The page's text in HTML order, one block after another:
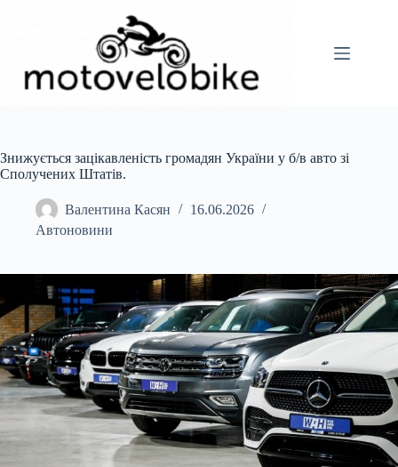
Знижується зацікавленість громадян України у б/в авто зі
Сполучених Штатів.
Валентина Касян
16.06.2026
Автоновини